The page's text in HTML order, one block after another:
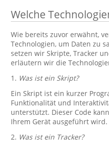
Welche
Wie bereits zuvor erwähnt,
Technologien, um Daten zu
setzen wir Skripte, Tracker
erläutern wir die
1. Was ist ein Skript?
Ein Skript ist ein kurzer
Funktionalität und
unterstützt. Dieser Code
Ihrem Gerät ausgeführt wird.
2. Was ist ein Tracker?